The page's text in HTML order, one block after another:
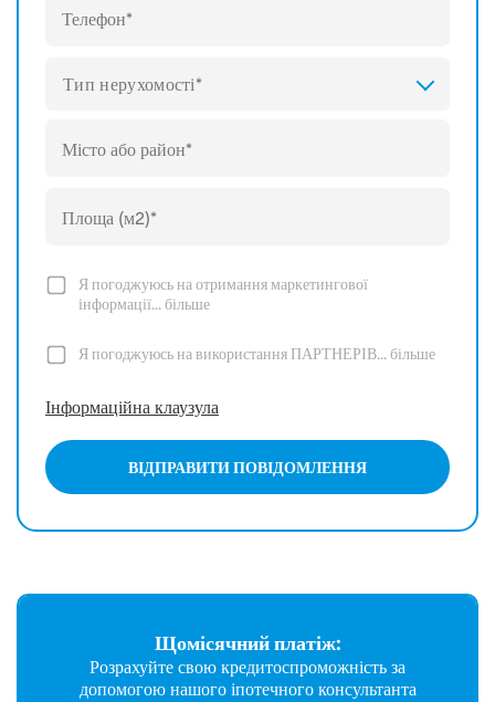
Тип нерухомості*
Я погоджуюсь на отримання маркетингової
інформації...більше
Я погоджуюсь на використання ПАРТНЕРІВ...більше
Інформаційна клаузула
ВІДПРАВИТИ ПОВІДОМЛЕННЯ
Щомісячний платіж:
Розрахуйте свою кредитоспроможність за
допомогою нашого іпотечного консультанта